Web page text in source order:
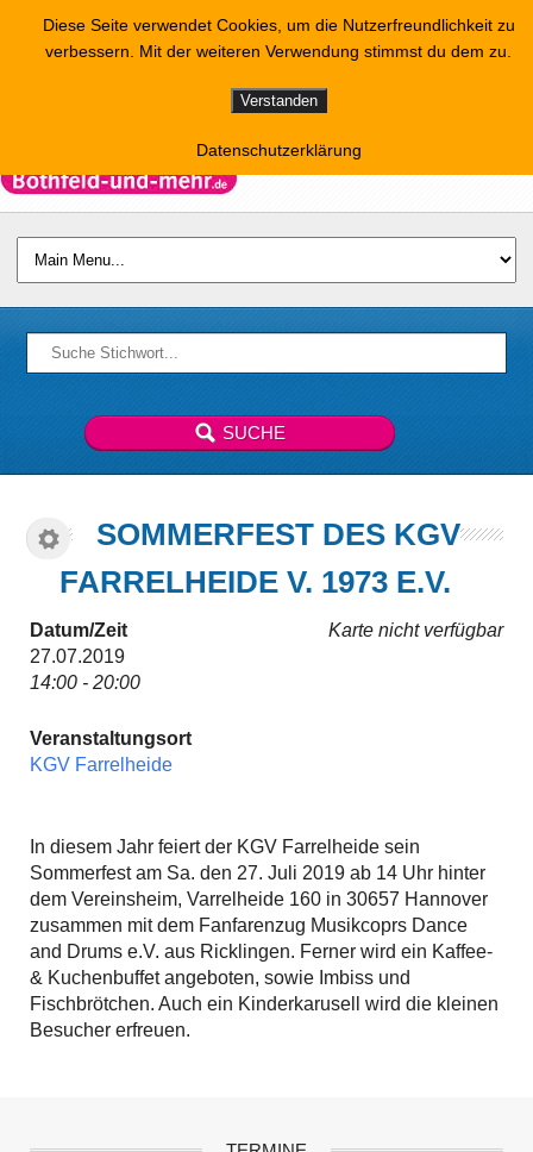
SOMMERFEST DES KGV
FARRELHEIDE V. 1973 E.V.
Karte nicht verfügbar
Datum/Zeit
27.07.2019
14:00 - 20:00
Veranstaltungsort
KGV Farrelheide
In diesem Jahr feiert der KGV Farrelheide sein
Sommerfest am Sa. den 27. Juli 2019 ab 14 Uhr hinter
dem Vereinsheim, Varrelheide 160 in 30657 Hannover
zusammen mit dem Fanfarenzug Musikcoprs Dance
and Drums e.V. aus Ricklingen. Ferner wird ein Kaffee-
& Kuchenbuffet angeboten, sowie Imbiss und
Fischbrötchen. Auch ein Kinderkarusell wird die kleinen
Besucher erfreuen.
Diese Seite verwendet Cookies, um die Nutzerfreundlichkeit zu
verbessern. Mit der weiteren Verwendung stimmst du dem zu.
Verstanden
Datenschutzerklärung